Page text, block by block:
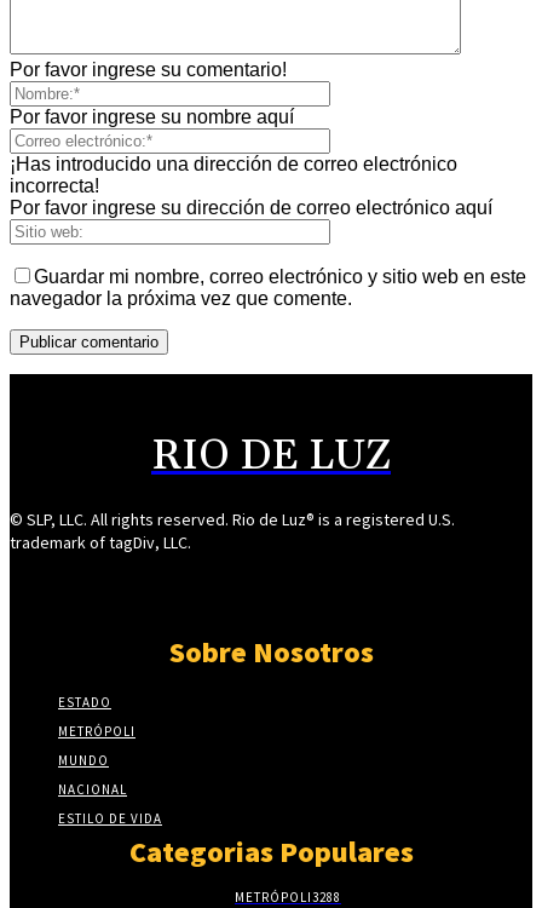
Por favor ingrese su comentario!
Por favor ingrese su nombre aquí
¡Has introducido una dirección de correo electrónico
incorrecta!
Por favor ingrese su dirección de correo electrónico aquí
Guardar mi nombre, correo electrónico y sitio web en este
navegador la próxima vez que comente.
RIO DE LUZ
© SLP, LLC. All rights reserved. Rio de Luz® is a registered U.S.
trademark of tagDiv, LLC.
Sobre Nosotros
ESTADO
METRÓPOLI
MUNDO
NACIONAL
ESTILO DE VIDA
Categorias Populares
METRÓPOLI3288